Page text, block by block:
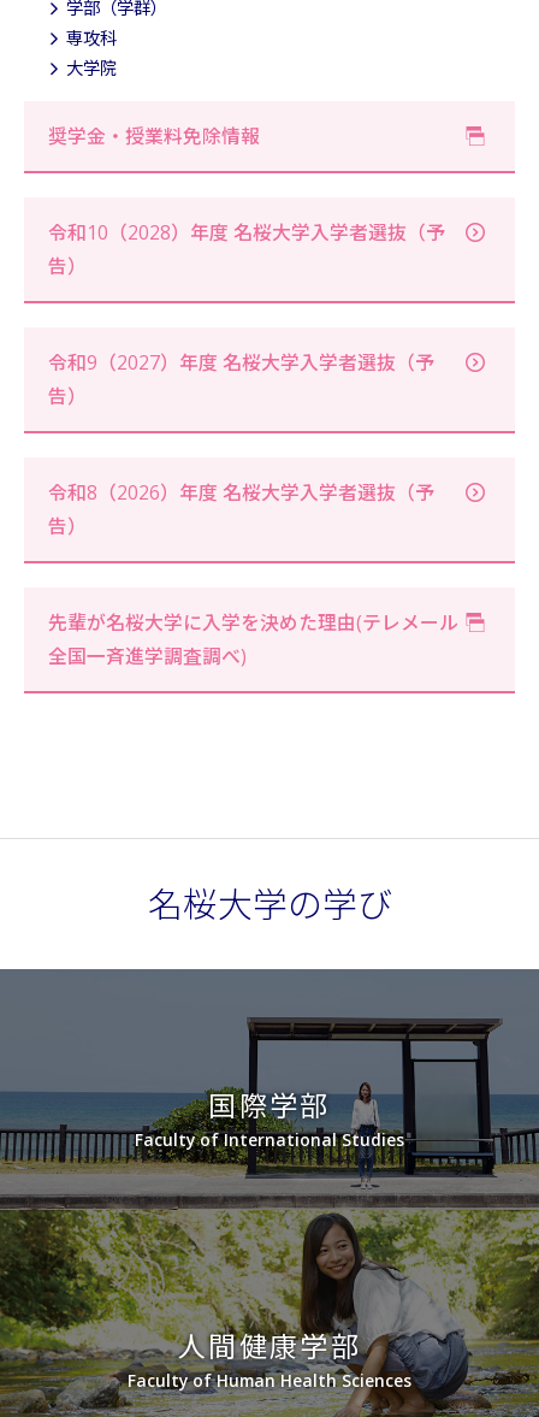
学部（学群）
専攻科
大学院
奨学金・授業料免除情報
令和10（2028）年度 名桜大学入学者選抜（予
告）
令和9（2027）年度 名桜大学入学者選抜（予
告）
令和8（2026）年度 名桜大学入学者選抜（予
告）
先輩が名桜大学に入学を決めた理由(テレメール
全国一斉進学調査調べ)
名桜大学の学び
国際学部
Faculty of International Studies
人間健康学部
Faculty of Human Health Sciences